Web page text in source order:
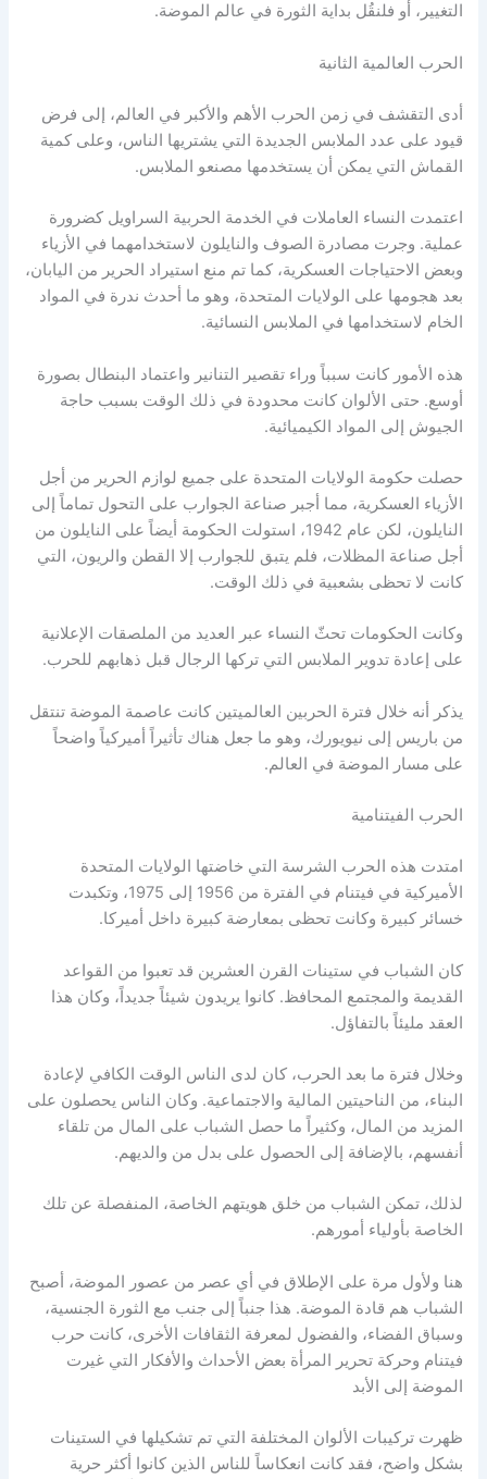
التغيير، أو فلنقُل بداية الثورة في عالم الموضة.
الحرب العالمية الثانية
أدى التقشف في زمن الحرب الأهم والأكبر في العالم، إلى فرض
قيود على عدد الملابس الجديدة التي يشتريها الناس، وعلى كمية
القماش التي يمكن أن يستخدمها مصنعو الملابس.
اعتمدت النساء العاملات في الخدمة الحربية السراويل كضرورة
عملية. وجرت مصادرة الصوف والنايلون لاستخدامهما في الأزياء
وبعض الاحتياجات العسكرية، كما تم منع استيراد الحرير من اليابان،
بعد هجومها على الولايات المتحدة، وهو ما أحدث ندرة في المواد
الخام لاستخدامها في الملابس النسائية.
هذه الأمور كانت سبباً وراء تقصير التنانير واعتماد البنطال بصورة
أوسع. حتى الألوان كانت محدودة في ذلك الوقت بسبب حاجة
الجيوش إلى المواد الكيميائية.
حصلت حكومة الولايات المتحدة على جميع لوازم الحرير من أجل
الأزياء العسكرية، مما أجبر صناعة الجوارب على التحول تماماً إلى
النايلون، لكن عام 1942، استولت الحكومة أيضاً على النايلون من
أجل صناعة المظلات، فلم يتبق للجوارب إلا القطن والريون، التي
كانت لا تحظى بشعبية في ذلك الوقت.
وكانت الحكومات تحثّ النساء عبر العديد من الملصقات الإعلانية
على إعادة تدوير الملابس التي تركها الرجال قبل ذهابهم للحرب.
يذكر أنه خلال فترة الحربين العالميتين كانت عاصمة الموضة تنتقل
من باريس إلى نيويورك، وهو ما جعل هناك تأثيراً أميركياً واضحاً
على مسار الموضة في العالم.
الحرب الفيتنامية
امتدت هذه الحرب الشرسة التي خاضتها الولايات المتحدة
الأميركية في فيتنام في الفترة من 1956 إلى 1975، وتكبدت
خسائر كبيرة وكانت تحظى بمعارضة كبيرة داخل أميركا.
كان الشباب في ستينات القرن العشرين قد تعبوا من القواعد
القديمة والمجتمع المحافظ. كانوا يريدون شيئاً جديداً، وكان هذا
العقد مليئاً بالتفاؤل.
وخلال فترة ما بعد الحرب، كان لدى الناس الوقت الكافي لإعادة
البناء، من الناحيتين المالية والاجتماعية. وكان الناس يحصلون على
المزيد من المال، وكثيراً ما حصل الشباب على المال من تلقاء
أنفسهم، بالإضافة إلى الحصول على بدل من والديهم.
لذلك، تمكن الشباب من خلق هويتهم الخاصة، المنفصلة عن تلك
الخاصة بأولياء أمورهم.
هنا ولأول مرة على الإطلاق في أي عصر من عصور الموضة، أصبح
الشباب هم قادة الموضة. هذا جنباً إلى جنب مع الثورة الجنسية،
وسباق الفضاء، والفضول لمعرفة الثقافات الأخرى، كانت حرب
فيتنام وحركة تحرير المرأة بعض الأحداث والأفكار التي غيرت
الموضة إلى الأبد
ظهرت تركيبات الألوان المختلفة التي تم تشكيلها في الستينات
بشكل واضح، فقد كانت انعكاساً للناس الذين كانوا أكثر حرية